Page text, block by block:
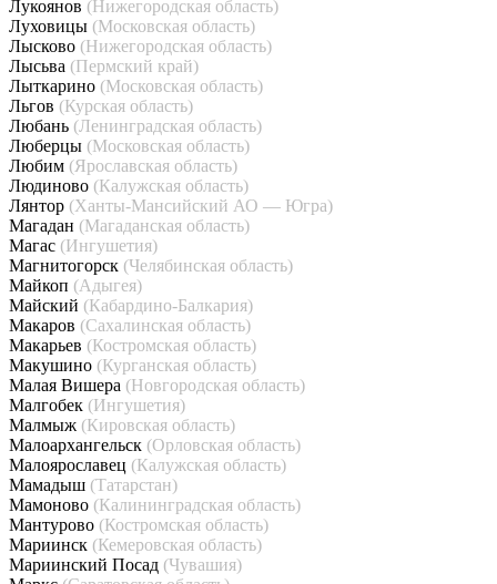
Лукоянов (Нижегородская область)
Луховицы (Московская область)
Лысково (Нижегородская область)
Лысьва (Пермский край)
Лыткарино (Московская область)
Льгов (Курская область)
Любань (Ленинградская область)
Люберцы (Московская область)
Любим (Ярославская область)
Людиново (Калужская область)
Лянтор (Ханты-Мансийский АО — Югра)
Магадан (Магаданская область)
Магас (Ингушетия)
Магнитогорск (Челябинская область)
Майкоп (Адыгея)
Майский (Кабардино-Балкария)
Макаров (Сахалинская область)
Макарьев (Костромская область)
Макушино (Курганская область)
Малая Вишера (Новгородская область)
Малгобек (Ингушетия)
Малмыж (Кировская область)
Малоархангельск (Орловская область)
Малоярославец (Калужская область)
Мамадыш (Татарстан)
Мамоново (Калининградская область)
Мантурово (Костромская область)
Мариинск (Кемеровская область)
Мариинский Посад (Чувашия)